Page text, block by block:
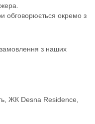
обговорюється окремо з
з наших
ЖК Desna Residence,